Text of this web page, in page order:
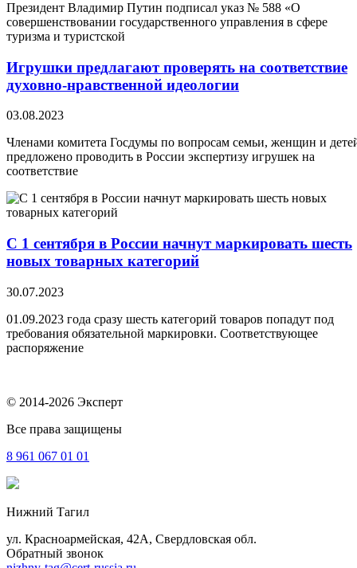
Президент Владимир Путин подписал указ № 588 «О
совершенствовании государственного управления в сфере
туризма и туристской
Игрушки предлагают проверять на соответствие
духовно-нравственной идеологии
03.08.2023
Членами комитета Госдумы по вопросам семьи, женщин и
предложено проводить в России экспертизу игрушек на
соответствие
С 1 сентября в России начнут маркировать шесть
новых товарных категорий
30.07.2023
01.09.2023 года сразу шесть категорий товаров попадут под
требования обязательной маркировки. Соответствующее
распоряжение
© 2014-2026 Эксперт
Все права защищены
8 961 067 01 01
Нижний Тагил
ул. Красноармейская, 42А, Свердловская обл.
Обратный звонок